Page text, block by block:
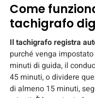
Come
tachigrafo
Il tachigrafo registra
purché venga
minuti di guida, il
45 minuti, o dividere
di almeno 15 minuti,